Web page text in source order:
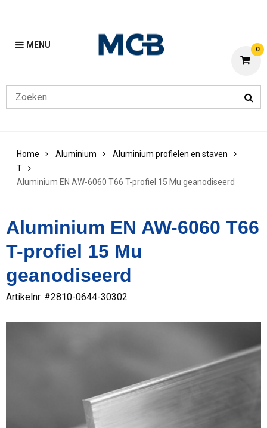
MENU 0
Home Aluminium
Aluminium profielen en staven
T
Aluminium EN AW-6060 T66 T-profiel 15 Mu geanodiseerd
Aluminium EN AW-6060 T66
T-profiel 15 Mu
geanodiseerd
Artikelnr. #2810-0644-30302